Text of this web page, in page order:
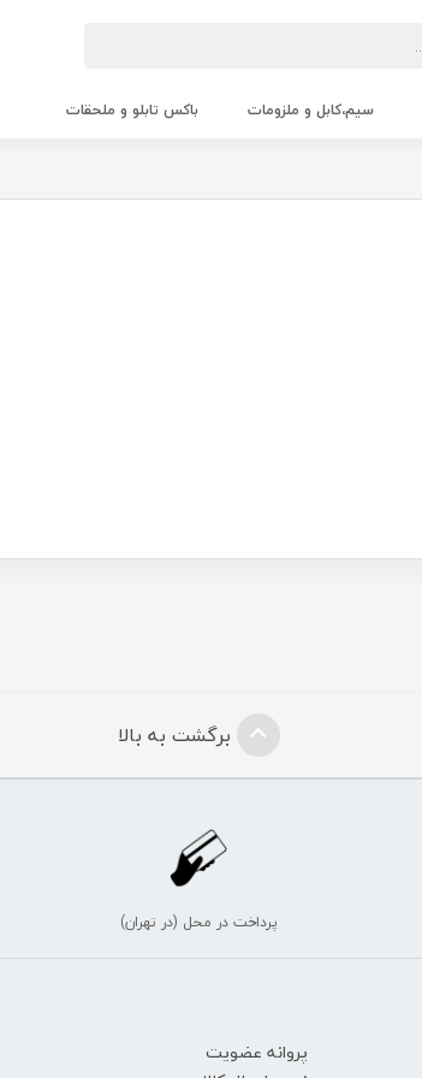
سیم،کابل و ملزومات باکس تابلو و ملحقات
برگشت به بالا
پرداخت در محل (در تهران)
پروانه عضویت